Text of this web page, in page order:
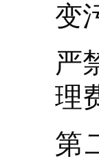
变
严
理
第